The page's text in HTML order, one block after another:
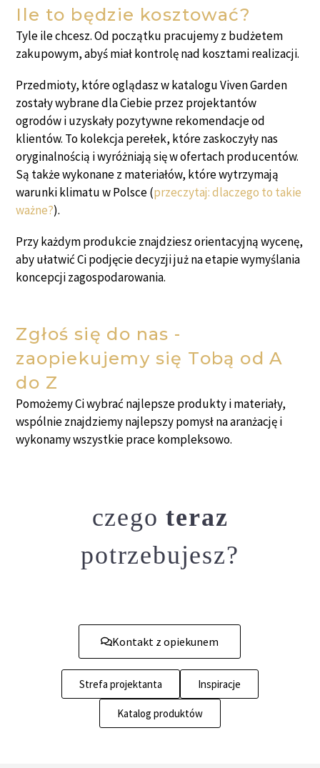
Ile to będzie kosztować?
Tyle ile chcesz. Od początku pracujemy z budżetem
zakupowym, abyś miał kontrolę nad kosztami realizacji.
Przedmioty, które oglądasz w katalogu Viven Garden
zostały wybrane dla Ciebie przez projektantów
ogrodów i uzyskały pozytywne rekomendacje od
klientów. To kolekcja perełek, które zaskoczyły nas
oryginalnością i wyróżniają się w ofertach producentów.
Są także wykonane z materiałów, które wytrzymają
warunki klimatu w Polsce (przeczytaj: dlaczego to takie
ważne?).
Przy każdym produkcie znajdziesz orientacyjną wycenę,
aby ułatwić Ci podjęcie decyzji już na etapie wymyślania
koncepcji zagospodarowania.
Zgłoś się do nas -
zaopiekujemy się Tobą od A
do Z
Pomożemy Ci wybrać najlepsze produkty i materiały,
wspólnie znajdziemy najlepszy pomysł na aranżację i
wykonamy wszystkie prace kompleksowo.
czegoteraz
potrzebujesz?
Kontakt z opiekunem
Strefa projektanta Inspiracje
Katalog produktów